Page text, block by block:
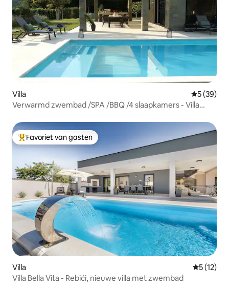
Villa
5 (39)
Verwarmd zwembad /SPA /BBQ /4 slaapkamers - Villa
Topfavoriet van gasten
Favoriet van gasten
Villa
5 (12)
Villa Bella Vita - Rebići, nieuwe villa met zwembad